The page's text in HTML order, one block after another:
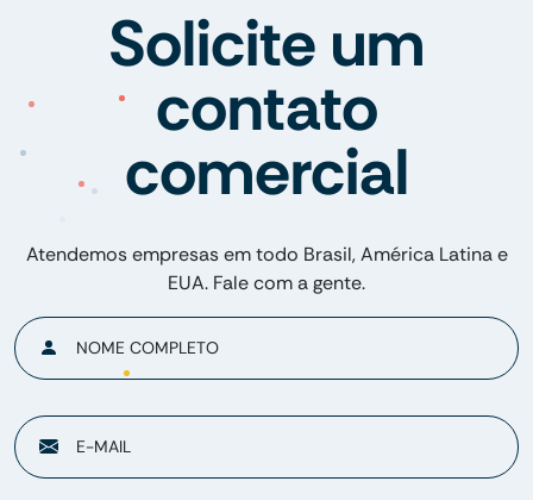
Solicite um
contato
comercial
Atendemos empresas em todo Brasil, América Latina e
EUA. Fale com a gente.
NOME COMPLETO
E-MAIL